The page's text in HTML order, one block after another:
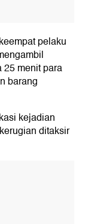
pelaku
25 menit para
barang
kejadian
ditaksir